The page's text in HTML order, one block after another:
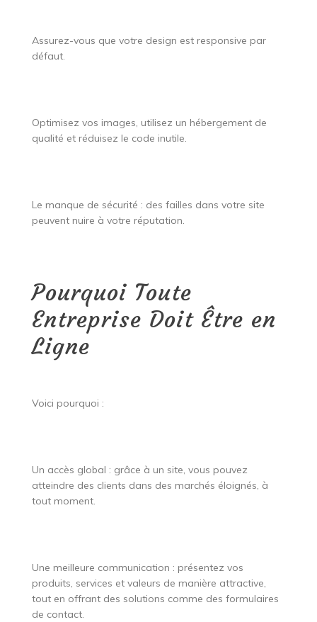
Assurez-vous que votre design est responsive par
défaut.
Optimisez vos images, utilisez un hébergement de
qualité et réduisez le code inutile.
Le manque de sécurité : des failles dans votre site
peuvent nuire à votre réputation.
Pourquoi Toute
Entreprise Doit Être en
Ligne
Voici pourquoi :
Un accès global : grâce à un site, vous pouvez
atteindre des clients dans des marchés éloignés, à
tout moment.
Une meilleure communication : présentez vos
produits, services et valeurs de manière attractive,
tout en offrant des solutions comme des formulaires
de contact.